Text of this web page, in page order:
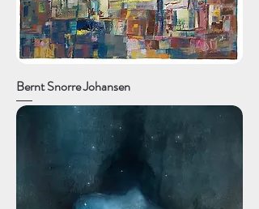
Bernt Snorre Johansen